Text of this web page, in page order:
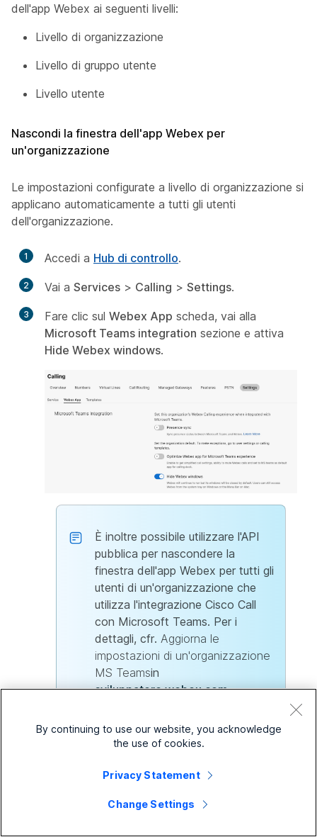
dell'app Webex ai seguenti livelli:
Livello di organizzazione
Livello di gruppo utente
Livello utente
Nascondi la finestra dell'app Webex per
un'organizzazione
Le impostazioni configurate a livello di organizzazione si
applicano automaticamente a tutti gli utenti
dell'organizzazione.
1 Accedi a Hub di controllo.
2 Vai a Services > Calling > Settings.
3 Fare clic sul Webex App scheda, vai alla
Microsoft Teams integration sezione e attiva
Hide Webex windows.
È inoltre possibile utilizzare l'API
pubblica per nascondere la
finestra dell'app Webex per tutti gli
utenti di un'organizzazione che
utilizza l'integrazione Cisco Call
con Microsoft Teams. Per i
dettagli, cfr. Aggiorna le
impostazioni di un'organizzazione
MS Teamsin
sviluppatore.webex.com.
Per nascondere la finestra dell'app Webex per un gruppo
By continuing to use our website, you acknowledge
the use of cookies.
Privacy Statement
Change Settings